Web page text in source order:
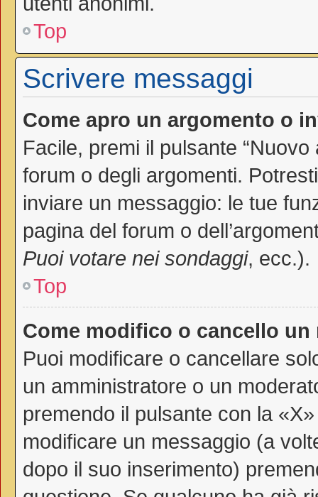
Top
Scrivere messaggi
Come apro un argomento o
Facile, premi il pulsante
forum o degli argomenti.
inviare un messaggio: le tue
pagina del forum o
Puoi votare nei sondaggi, ecc.).
Top
Come modifico o cancello un
Puoi modificare o cancellare
un amministratore o un
premendo il pulsante con la
modificare un messaggio (a
dopo il suo inserimento)